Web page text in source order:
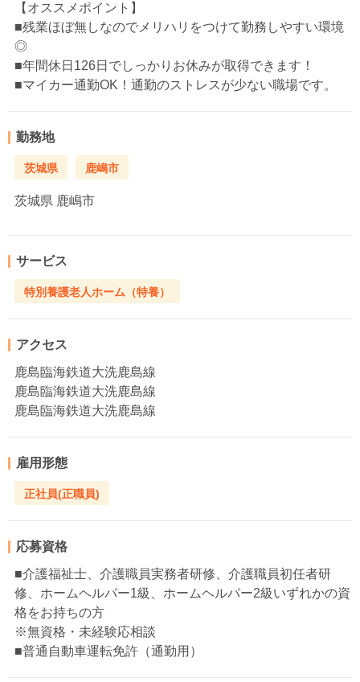
【オススメポイント】
■残業ほぼ無しなのでメリハリをつけて勤務しやすい環境
◎
■年間休日126日でしっかりお休みが取得できます！
■マイカー通勤OK！通勤のストレスが少ない職場です。
勤務地
茨城県 鹿嶋市
茨城県 鹿嶋市
サービス
特別養護老人ホーム（特養）
アクセス
鹿島臨海鉄道大洗鹿島線
鹿島臨海鉄道大洗鹿島線
鹿島臨海鉄道大洗鹿島線
雇用形態
正社員(正職員)
応募資格
■介護福祉士、介護職員実務者研修、介護職員初任者研
修、ホームヘルパー1級、ホームヘルパー2級いずれかの資
格をお持ちの方
※無資格・未経験応相談
■普通自動車運転免許（通勤用）